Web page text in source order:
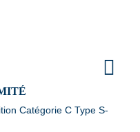
Catégorie C Type S-